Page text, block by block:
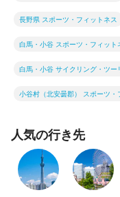
長野県 スポーツ・フィットネス
白馬・小谷 スポーツ・フィット
白馬・小谷 サイクリング・ツー
小谷村（北安曇郡） スポーツ・
人気の行き先